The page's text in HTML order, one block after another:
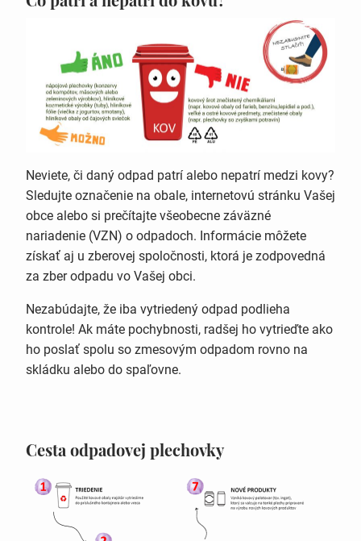
Neviete, či daný odpad patrí alebo nepatrí medzi kovy?
Sledujte označenie na obale, internetovú stránku Vašej
obce alebo si prečítajte všeobecne záväzné
nariadenie (VZN) o odpadoch. Informácie môžete
získať aj u zberovej spoločnosti, ktorá je zodpovedná
za zber odpadu vo Vašej obci.
Nezabúdajte, že iba vytriedený odpad podlieha
kontrole! Ak máte pochybnosti, radšej ho vytrieďte ako
ho poslať spolu so zmesovým odpadom rovno na
skládku alebo do spaľovne.
Cesta odpadovej plechovky